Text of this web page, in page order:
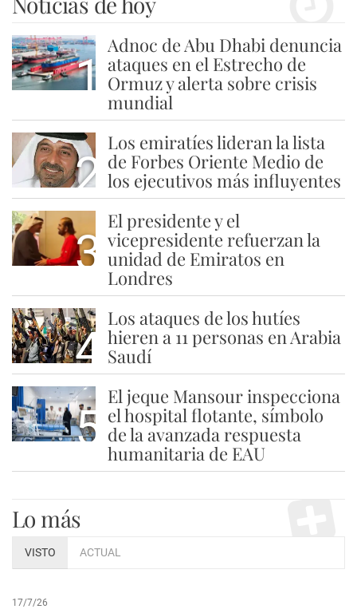
1
Adnoc de Abu Dhabi denuncia
ataques en el Estrecho de
Ormuz y alerta sobre crisis
mundial
2
Los emiratíes lideran la lista
de Forbes Oriente Medio de
los ejecutivos más influyentes
3
El presidente y el
vicepresidente refuerzan la
unidad de Emiratos en
Londres
4
Los ataques de los hutíes
hieren a 11 personas en Arabia
Saudí
5
El jeque Mansour inspecciona
el hospital flotante, símbolo
de la avanzada respuesta
humanitaria de EAU
Lo más
VISTO ACTUAL
17/7/26